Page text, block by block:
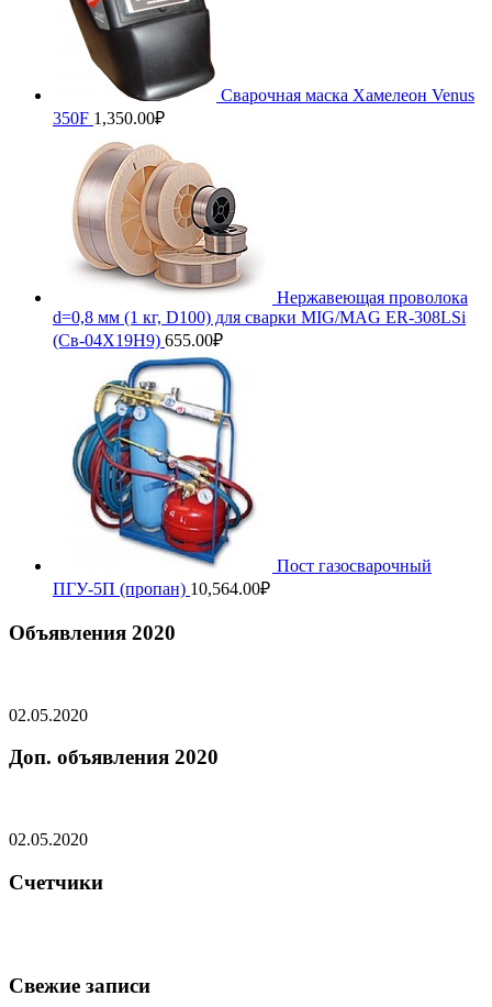
Сварочная маска Хамелеон Venus
350F 1,350.00₽
Нержавеющая проволока
d=0,8 мм (1 кг, D100) для сварки MIG/MAG ER-308LSi
(Св-04Х19Н9) 655.00₽
Пост газосварочный
ПГУ-5П (пропан) 10,564.00₽
Объявления 2020
02.05.2020
Доп. объявления 2020
02.05.2020
Счетчики
Свежие записи